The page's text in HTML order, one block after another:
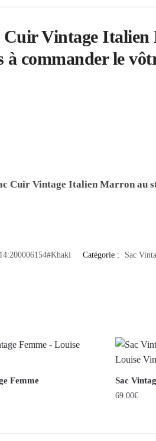
Cuir Vintage
à commander le
Cuir Vintage Italien Marron au
14:200006154#Khaki Catégorie : Sac
Femme Sac
69.00€